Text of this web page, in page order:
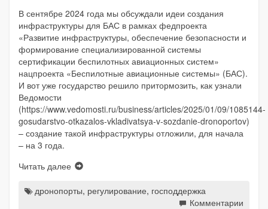
В сентябре 2024 года мы обсуждали идеи создания
инфраструктуры для БАС в рамках федпроекта
«Развитие инфраструктуры, обеспечение безопасности и
формирование специализированной системы
сертификации беспилотных авиационных систем»
нацпроекта «Беспилотные авиационные системы» (БАС).
И вот уже государство решило притормозить, как узнали
Ведомости
(https://www.vedomosti.ru/business/articles/2025/01/09/1085144-
gosudarstvo-otkazalos-vkladivatsya-v-sozdanie-dronoportov)
– создание такой инфраструктуры отложили, для начала
– на 3 года.
Читать далее
дронопорты, регулирование, господдержка
Комментарии